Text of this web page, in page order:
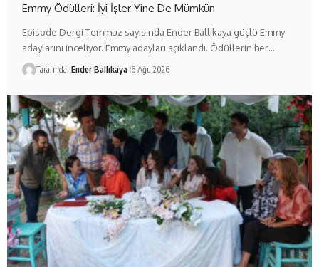
Emmy Ödülleri: İyi İşler Yine De Mümkün
Episode Dergi Temmuz sayısında Ender Ballıkaya güçlü Emmy
adaylarını inceliyor. Emmy adayları açıklandı. Ödüllerin her…
TarafındanEnder Ballıkaya 6 Ağu 2026